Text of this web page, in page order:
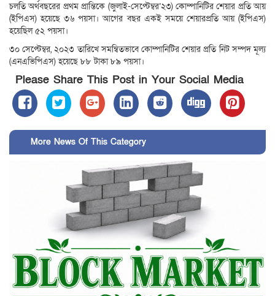
চলতি অর্থবছরের প্রথম প্রান্তিকে (জুলাই-সেপ্টেম্বর’২৩) কোম্পানিটির শেয়ার প্রতি আয়
(ইপিএস) হয়েছে ৩৬ পয়সা। আগের বছর একই সময়ে শেয়ারপ্রতি আয় (ইপিএস)
হয়েছিল ৫২ পয়সা।
৩০ সেপ্টেম্বর, ২০২৩ তারিখে সমন্বিতভাবে কোম্পানিটির শেয়ার প্রতি নিট সম্পদ মূল্য
(এনএভিপিএস) হয়েছে ৮৮ টাকা ৮৯ পয়সা।
Please Share This Post in Your Social Media
More News Of This Category